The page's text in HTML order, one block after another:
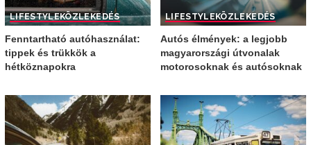
LIFESTYLEKÖZLEKEDÉS
Fenntartható autóhasználat:
tippek és trükkök a
hétköznapokra
LIFESTYLEKÖZLEKEDÉS
Autós élmények: a legjobb
magyarországi útvonalak
motorosoknak és autósoknak